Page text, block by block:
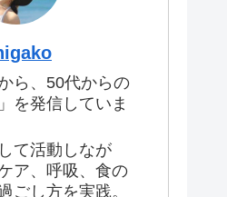
ら、50代からの
を発信していま
て活動しなが
ア、呼吸、食の
ごし方を実践。